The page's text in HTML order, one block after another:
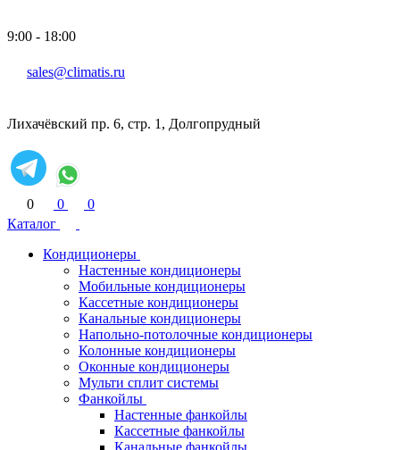
9:00 - 18:00
sales@climatis.ru
Лихачёвский пр. 6, стр. 1, Долгопрудный
0 0
0
Каталог
Кондиционеры
Настенные кондиционеры
Мобильные кондиционеры
Кассетные кондиционеры
Канальные кондиционеры
Напольно-потолочные кондиционеры
Колонные кондиционеры
Оконные кондиционеры
Мульти сплит системы
Фанкойлы
Настенные фанкойлы
Кассетные фанкойлы
Канальные фанкойлы